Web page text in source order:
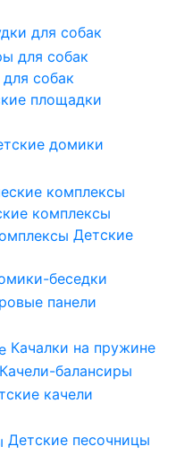
для собак
собак
площадки
домики
комплексы
Детские
беседки
панели
Качалки на пружине
Качели-балансиры
качели
Детские песочницы